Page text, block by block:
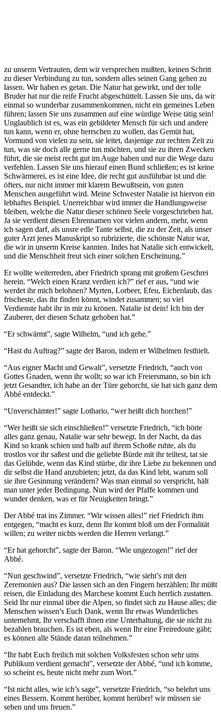
zu unserm Vertrauten, dem wir versprechen mußten, keinen Schritt
zu dieser Verbindung zu tun, sondern alles seinen Gang gehen zu
lassen. Wir haben es getan. Die Natur hat gewirkt, und der tolle
Bruder hat nur die reife Frucht abgeschüttelt. Lassen Sie uns, da wir
einmal so wunderbar zusammenkommen, nicht ein gemeines Leben
führen; lassen Sie uns zusammen auf eine würdige Weise tätig sein!
Unglaublich ist es, was ein gebildeter Mensch für sich und andere
tun kann, wenn er, ohne herrschen zu wollen, das Gemüt hat,
Vormund von vielen zu sein, sie leitet, dasjenige zur rechten Zeit zu
tun, was sie doch alle gerne tun möchten, und sie zu ihren Zwecken
führt, die sie meist recht gut im Auge haben und nur die Wege dazu
verfehlen. Lassen Sie uns hierauf einen Bund schließen; es ist keine
Schwärmerei, es ist eine Idee, die recht gut ausführbar ist und die
öfters, nur nicht immer mit klarem Bewußtsein, von guten
Menschen ausgeführt wird. Meine Schwester Natalie ist hiervon ein
lebhaftes Beispiel. Unerreichbar wird immer die Handlungsweise
bleiben, welche die Natur dieser schönen Seele vorgeschrieben hat.
Ja sie verdient diesen Ehrennamen vor vielen andern, mehr, wenn
ich sagen darf, als unsre edle Tante selbst, die zu der Zeit, als unser
guter Arzt jenes Manuskript so rubrizierte, die schönste Natur war,
die wir in unserm Kreise kannten. Indes hat Natalie sich entwickelt,
und die Menschheit freut sich einer solchen Erscheinung.”
Er wollte weiterreden, aber Friedrich sprang mit großem Geschrei
herein. “Welch einen Kranz verdien ich?” rief er aus, “und wie
werdet ihr mich belohnen? Myrten, Lorbeer, Efeu, Eichenlaub, das
frischeste, das ihr finden könnt, windet zusammen; so viel
Verdienste habt ihr in mir zu krönen. Natalie ist dein! Ich bin der
Zauberer, der diesen Schatz gehoben hat.”
“Er schwärmt”, sagte Wilhelm, “und ich gehe.”
“Hast du Auftrag?” sagte der Baron, indem er Wilhelmen festhielt.
“Aus eigner Macht und Gewalt”, versetzte Friedrich, “auch von
Gottes Gnaden, wenn ihr wollt; so war ich Freiersmann, so bin ich
jetzt Gesandter, ich habe an der Türe gehorcht, sie hat sich ganz dem
Abbé entdeckt.”
“Unverschämter!” sagte Lothario, “wer heißt dich horchen!”
“Wer heißt sie sich einschließen!” versetzte Friedrich, “ich hörte
alles ganz genau, Natalie war sehr bewegt. In der Nacht, da das
Kind so krank schien und halb auf ihrem Schoße ruhte, als du
trostlos vor ihr saßest und die geliebte Bürde mit ihr teiltest, tat sie
das Gelübde, wenn das Kind stürbe, dir ihre Liebe zu bekennen und
dir selbst die Hand anzubieten; jetzt, da das Kind lebt, warum soll
sie ihre Gesinnung verändern? Was man einmal so verspricht, hält
man unter jeder Bedingung. Nun wird der Pfaffe kommen und
wunder denken, was er für Neuigkeiten bringt.”
Der Abbé trat ins Zimmer. “Wir wissen alles!” rief Friedrich ihm
entgegen, “macht es kurz, denn Ihr kommt bloß um der Formalität
willen; zu weiter nichts werden die Herren verlangt.”
“Er hat gehorcht”, sagte der Baron. “Wie ungezogen!” rief der
Abbé.
“Nun geschwind”, versetzte Friedrich, “wie sieht’s mit den
Zeremonien aus? Die lassen sich an den Fingern herzählen; Ihr müßt
reisen, die Einladung des Marchese kommt Euch herrlich zustatten.
Seid Ihr nur einmal über die Alpen, so findet sich zu Hause alles; die
Menschen wissen’s Euch Dank, wenn Ihr etwas Wunderliches
unternehmt, Ihr verschafft ihnen eine Unterhaltung, die sie nicht zu
bezahlen brauchen. Es ist eben, als wenn Ihr eine Freiredoute gäbt;
es können alle Stände daran teilnehmen.”
“Ihr habt Euch freilich mit solchen Volksfesten schon sehr ums
Publikum verdient gemacht”, versetzte der Abbé, “und ich komme,
so scheint es, heute nicht mehr zum Wort.”
“Ist nicht alles, wie ich’s sage”, versetzte Friedrich, “so belehrt uns
eines Bessern. Kommt herüber, kommt herüber! wir müssen sie
sehen und uns freuen.”